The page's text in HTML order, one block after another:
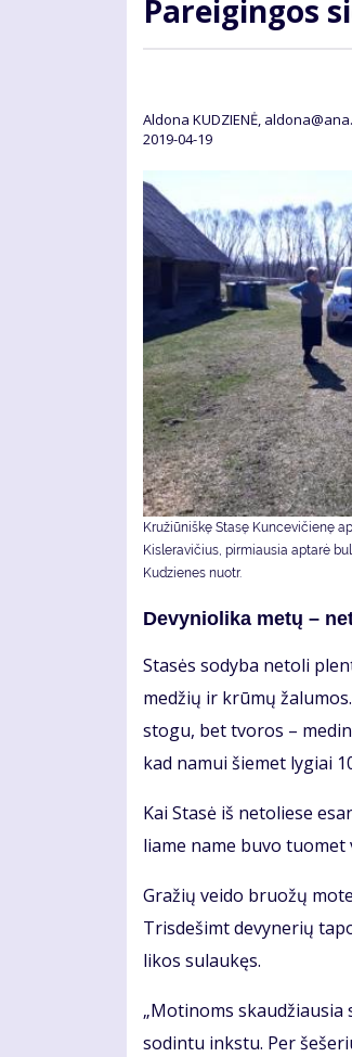
Pa­rei­gin­gos
Aldona KUDZIENĖ,
2019-04-19
Kružiūniškę Stasę Kuncevičienę
Kisleravičius, pirmiausia aptarė
Kudzienes nuotr.
De­vy­nio­li­ka me­tų –
Sta­sės so­dy­ba ne­to­li
me­džių ir krū­mų
sto­gu, bet tvo­ros –
kad na­mui šie­met ly­giai
Kai Sta­sė iš ne­to­lie­se
lia­me na­me bu­vo
Gra­žių vei­do bruo­žų
Tris­de­šimt de­vy­ne­rių
li­kos su­lau­kęs.
„Mo­ti­noms
so­din­tu inks­tu. Per